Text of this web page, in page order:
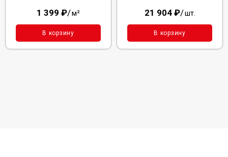
1 399 ₽/м²
В корзину
21 904 ₽/шт.
В корзину